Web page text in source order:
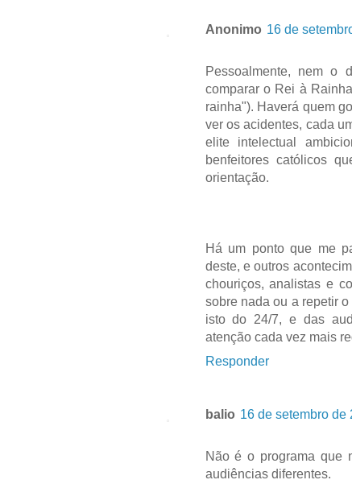
Anonimo 16 de
Pessoalmente, nem
comparar o Rei à
rainha"). Haverá quem
ver os acidentes, cada
elite intelectual
benfeitores católicos
orientação.
Há um ponto que me
deste, e outros
chouriços, analistas e
sobre nada ou a repetir
isto do 24/7, e das
atenção cada vez mais
Responder
balio 16 de setembro de
Não é o programa que
audiências diferentes.